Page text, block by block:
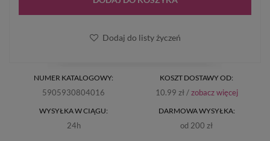
NUMER KATALOGOWY:
5905930804016
WYSYŁKA W CIĄGU:
24h
KOSZT DOSTAWY OD:
10.99 zł /zobacz więcej
DARMOWA WYSYŁKA:
od 200 zł
Dodaj do listy życzeń